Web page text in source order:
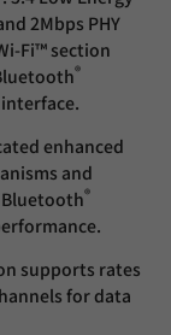
2Mbps PHY
Fi™ section
®
enhanced
and
®
supports rates
for data